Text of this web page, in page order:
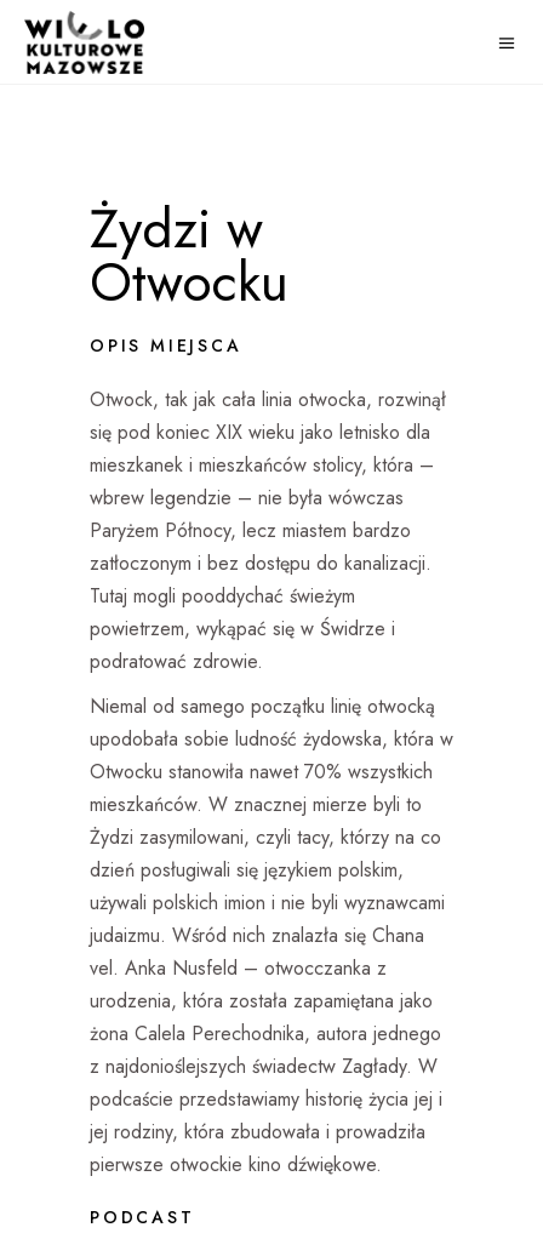
Żydzi w
Otwocku
OPIS MIEJSCA
Otwock, tak jak cała linia otwocka, rozwinął
się pod koniec XIX wieku jako letnisko dla
mieszkanek i mieszkańców stolicy, która –
wbrew legendzie – nie była wówczas
Paryżem Północy, lecz miastem bardzo
zatłoczonym i bez dostępu do kanalizacji.
Tutaj mogli pooddychać świeżym
powietrzem, wykąpać się w Świdrze i
podratować zdrowie.
Niemal od samego początku linię otwocką
upodobała sobie ludność żydowska, która w
Otwocku stanowiła nawet 70% wszystkich
mieszkańców. W znacznej mierze byli to
Żydzi zasymilowani, czyli tacy, którzy na co
dzień posługiwali się językiem polskim,
używali polskich imion i nie byli wyznawcami
judaizmu. Wśród nich znalazła się Chana
vel. Anka Nusfeld – otwocczanka z
urodzenia, która została zapamiętana jako
żona Calela Perechodnika, autora jednego
z najdonioślejszych świadectw Zagłady. W
podcaście przedstawiamy historię życia jej i
jej rodziny, która zbudowała i prowadziła
pierwsze otwockie kino dźwiękowe.
PODCAST